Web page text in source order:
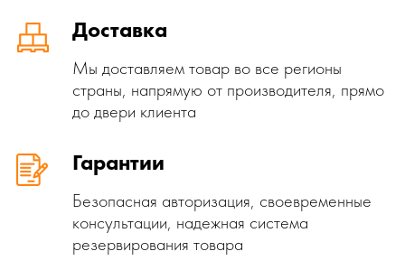
Доставка
Мы доставляем товар во все регионы
страны, напрямую от производителя, прямо
до двери клиента
Гарантии
Безопасная авторизация, своевременные
консультации, надежная система
резервирования товара